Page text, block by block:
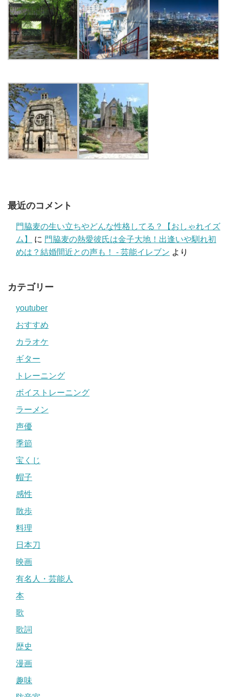
最近のコメント
門脇麦の生い立ちやどんな性格してる？【おしゃれイズ
ム】
に 門脇麦の熱愛彼氏は金子大地！出逢いや馴れ初
めは？結婚間近との声も！ - 芸能イレブン より
カテゴリー
youtuber
おすすめ
カラオケ
ギター
トレーニング
ボイストレーニング
ラーメン
声優
季節
宝くじ
帽子
感性
散歩
料理
日本刀
映画
有名人・芸能人
本
歌
歌詞
歴史
漫画
趣味